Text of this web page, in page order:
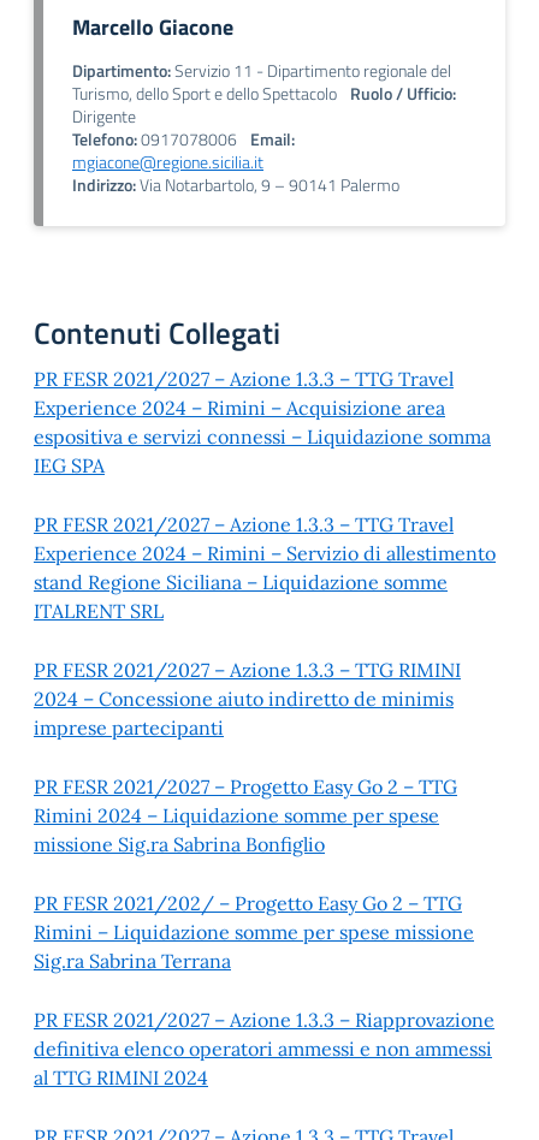
Marcello Giacone
Dipartimento:Servizio 11 - Dipartimento regionale del
Turismo, dello Sport e dello Spettacolo Ruolo / Ufficio:
Dirigente
Telefono:0917078006 Email:
mgiacone@regione.sicilia.it
Indirizzo:Via Notarbartolo, 9 – 90141 Palermo
Contenuti Collegati
PR FESR 2021/2027 – Azione 1.3.3 – TTG Travel
Experience 2024 – Rimini – Acquisizione area
espositiva e servizi connessi – Liquidazione somma
IEG SPA
PR FESR 2021/2027 – Azione 1.3.3 – TTG Travel
Experience 2024 – Rimini – Servizio di allestimento
stand Regione Siciliana – Liquidazione somme
ITALRENT SRL
PR FESR 2021/2027 – Azione 1.3.3 – TTG RIMINI
2024 – Concessione aiuto indiretto de minimis
imprese partecipanti
PR FESR 2021/2027 – Progetto Easy Go 2 – TTG
Rimini 2024 – Liquidazione somme per spese
missione Sig.ra Sabrina Bonfiglio
PR FESR 2021/202/ – Progetto Easy Go 2 – TTG
Rimini – Liquidazione somme per spese missione
Sig.ra Sabrina Terrana
PR FESR 2021/2027 – Azione 1.3.3 – Riapprovazione
definitiva elenco operatori ammessi e non ammessi
al TTG RIMINI 2024